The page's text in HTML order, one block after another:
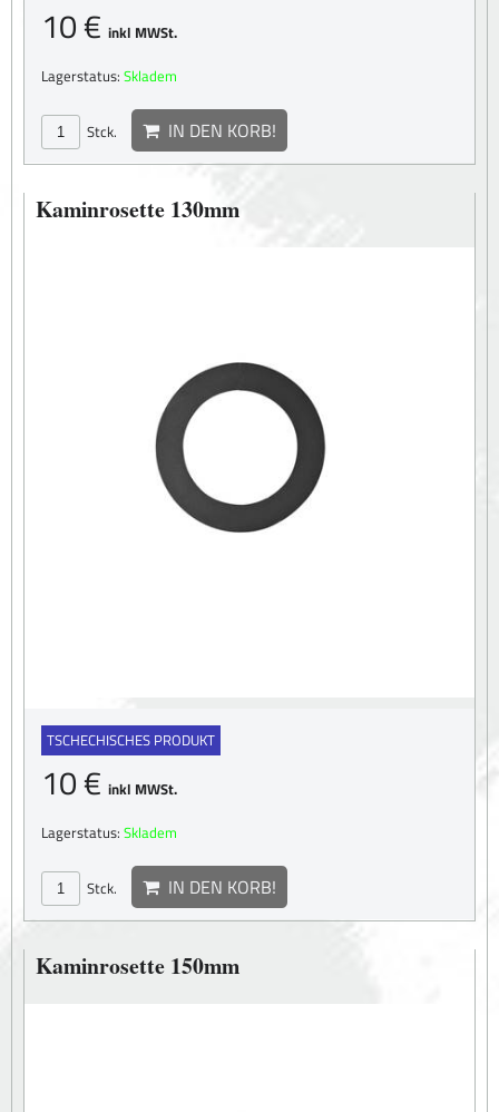
10 € inkl MWSt.
Lagerstatus: Skladem
Stck. IN DEN KORB!
Kaminrosette 130mm
TSCHECHISCHES PRODUKT
10 € inkl MWSt.
Lagerstatus: Skladem
Stck. IN DEN KORB!
Kaminrosette 150mm